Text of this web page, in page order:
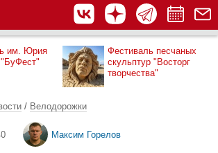
им. Юрия
"БуФест"
Фестиваль песчаных
скульптур "Восторг
творчества"
/ Велодорожки
Максим Горелов